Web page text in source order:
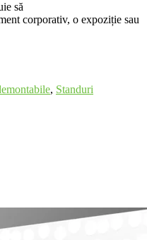
să
corporativ, o expoziție sau
, Standuri